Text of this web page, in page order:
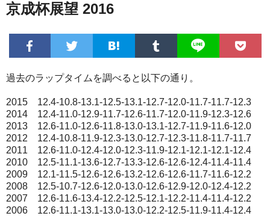
京成杯展望 2016
過去のラップタイムを調べると以下の通り。
2015 12.4-10.8-13.1-12.5-13.1-12.7-12.0-11.7-11.7-12.3
2014 12.4-11.0-12.9-11.7-12.6-11.7-12.0-11.9-12.3-12.6
2013 12.6-11.0-12.6-11.8-13.0-13.1-12.7-11.9-11.6-12.0
2012 12.4-10.8-11.9-12.3-13.0-12.7-12.3-11.8-11.7-11.7
2011 12.6-11.0-12.4-12.0-12.3-11.9-12.1-12.1-12.1-12.4
2010 12.5-11.1-13.6-12.7-13.3-12.6-12.6-12.4-11.4-11.4
2009 12.1-11.5-12.6-12.6-13.2-12.6-12.6-11.7-11.6-12.2
2008 12.5-10.7-12.6-12.0-13.0-12.6-12.9-12.0-12.4-12.2
2007 12.6-11.6-13.4-12.2-12.5-12.1-12.2-11.4-11.4-12.2
2006 12.6-11.1-13.1-13.0-13.0-12.2-12.5-11.9-11.4-12.4